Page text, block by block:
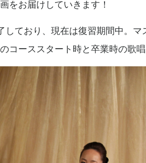
をお届けしていきます！
しており、現在は復習期間中。
コーススタート時と卒業時の歌